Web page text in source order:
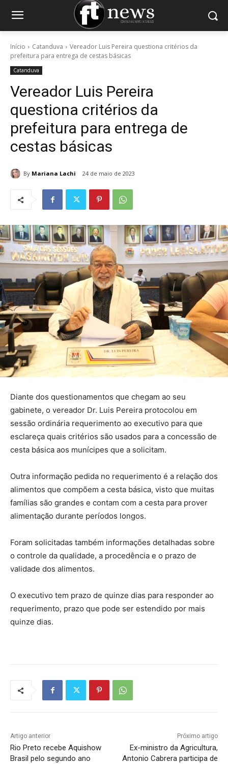
Início Catanduva
Vereador Luis Pereira questiona critérios da
prefeitura para entrega de cestas básicas
Catanduva
Vereador Luis Pereira
questiona critérios da
prefeitura para entrega de
cestas básicas
By Mariana Lachi 24 de maio de 2023
Diante dos questionamentos que chegam ao seu
gabinete, o vereador Dr. Luis Pereira protocolou em
sessão ordinária requerimento ao executivo para que
esclareça quais critérios são usados para a concessão de
cesta básica aos munícipes que a solicitam.
Outra informação pedida no requerimento é a relação dos
alimentos que compõem a cesta básica, visto que muitas
famílias são grandes e contam com a cesta para prover
alimentação durante períodos longos.
Foram solicitadas também informações detalhadas sobre
o controle da qualidade, a procedência e o prazo de
validade dos alimentos.
O executivo tem prazo de quinze dias para responder ao
requerimento, prazo que pode ser estendido por mais
quinze dias.
Artigo anterior
Rio Preto recebe Aquishow
Brasil pelo segundo ano
Próximo artigo
Ex-ministro da Agricultura,
Antonio Cabrera participa de